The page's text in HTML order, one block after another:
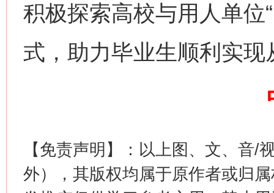
积极探索高校与用人单
式，助力毕业生顺利实
【免责声明】：以上图、文、音/
外），其版权均属于原作者或归
这是一记警钟！ 谢